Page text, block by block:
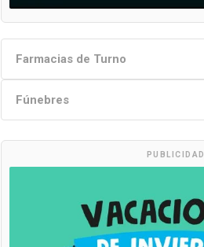
Farmacias de Turno
Fúnebres
PUBLICIDAD